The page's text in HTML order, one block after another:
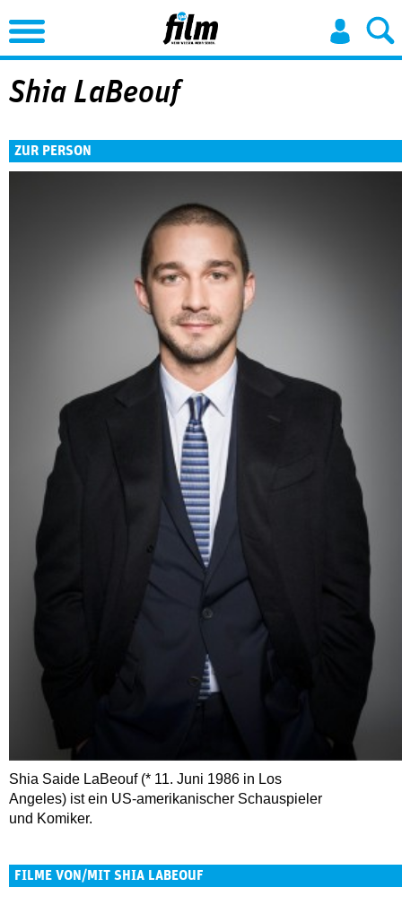
Jump to Navigation
Shia LaBeouf
ZUR PERSON
Shia Saide LaBeouf (* 11. Juni 1986 in Los
Angeles) ist ein US-amerikanischer Schauspieler
und Komiker.
FILME VON/MIT SHIA LABEOUF